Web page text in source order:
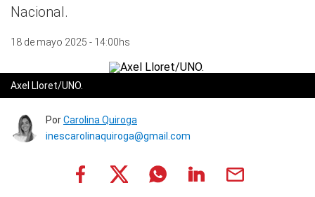
Nacional.
18 de mayo 2025 - 14:00hs
Axel Lloret/UNO.
PorCarolina Quiroga
inescarolinaquiroga@gmail.com